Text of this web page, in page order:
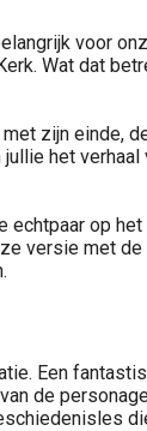
voor
Wat dat
zijn einde,
het
op
versie met
Een
de